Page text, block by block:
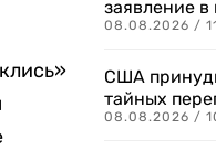
заявление
08.08.2026 /
США
тайных
08.08.2026 /